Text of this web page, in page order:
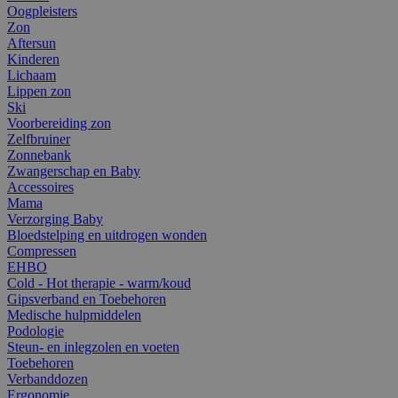
Oogpleisters
Zon
Aftersun
Kinderen
Lichaam
Lippen zon
Ski
Voorbereiding zon
Zelfbruiner
Zonnebank
Zwangerschap en Baby
Accessoires
Mama
Verzorging Baby
Bloedstelping en uitdrogen wonden
Compressen
EHBO
Cold - Hot therapie - warm/koud
Gipsverband en Toebehoren
Medische hulpmiddelen
Podologie
Steun- en inlegzolen en voeten
Toebehoren
Verbanddozen
Ergonomie